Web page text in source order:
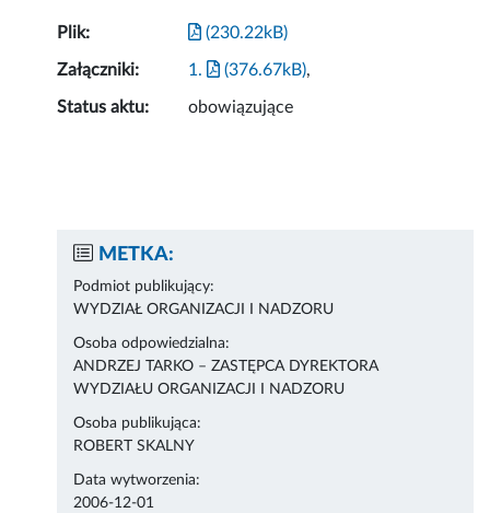
Plik: (230.22kB)
Załączniki: 1. (376.67kB),
Status aktu: obowiązujące
METKA:
Podmiot publikujący:
WYDZIAŁ ORGANIZACJI I NADZORU
Osoba odpowiedzialna:
ANDRZEJ TARKO – ZASTĘPCA DYREKTORA
WYDZIAŁU ORGANIZACJI I NADZORU
Osoba publikująca:
ROBERT SKALNY
Data wytworzenia:
2006-12-01